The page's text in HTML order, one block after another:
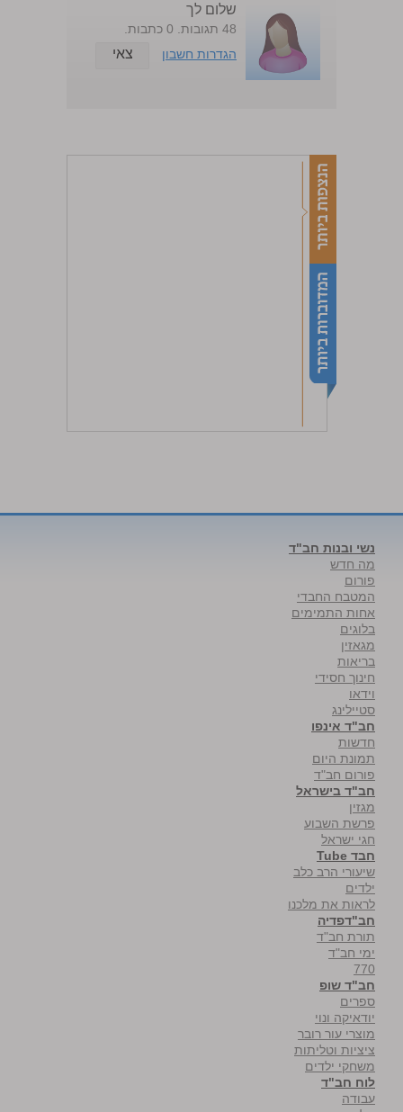
שלום לך
48 תגובות. 0 כתבות.
הגדרות חשבון
צאי
נשי ובנות חב"ד
מה חדש
פורום
המטבח החבדי
אחות התמימים
בלוגים
מגאזין
בריאות
חינוך חסידי
וידאו
סטיילינג
חב"ד אינפו
חדשות
תמונת היום
פורום חב"ד
חב"ד בישראל
מגזין
פרשת השבוע
חגי ישראל
חבד Tube
שיעורי הרב כלב
ילדים
לראות את מלכנו
חב"דפדיה
תורת חב"ד
ימי חב"ד
770
חב"ד שופ
ספרים
יודאיקה ונוי
מוצרי עור רובר
ציציות וטליתות
משחקי ילדים
לוח חב"ד
עבודה